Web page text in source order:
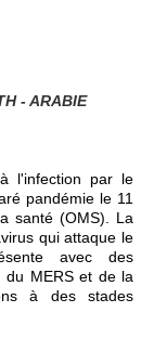
- ARABIE
l'infection par le
pandémie le 11
santé (OMS). La
qui attaque le
avec des
du MERS et de la
à des stades